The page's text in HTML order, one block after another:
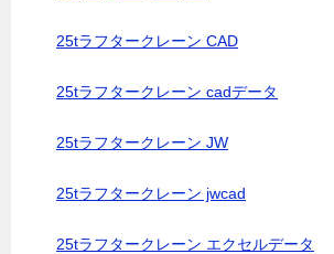
25tラフタークレーン CAD
25tラフタークレーン cadデータ
25tラフタークレーン JW
25tラフタークレーン jwcad
25tラフタークレーン エクセルデータ